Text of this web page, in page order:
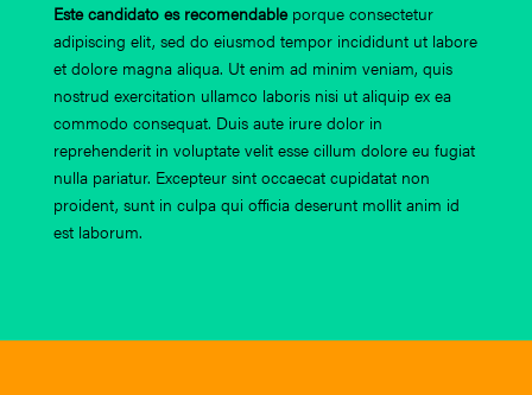
Este candidato es recomendableporque consectetur
adipiscing elit, sed do eiusmod tempor incididunt ut labore
et dolore magna aliqua. Ut enim ad minim veniam, quis
nostrud exercitation ullamco laboris nisi ut aliquip ex ea
commodo consequat. Duis aute irure dolor in
reprehenderit in voluptate velit esse cillum dolore eu fugiat
nulla pariatur. Excepteur sint occaecat cupidatat non
proident, sunt in culpa qui officia deserunt mollit anim id
est laborum.